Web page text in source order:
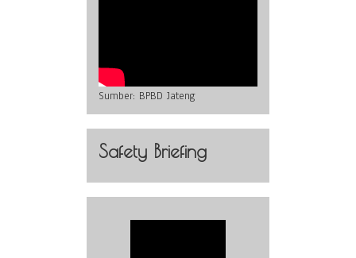
Sumber: BPBD Jateng
Safety Briefing